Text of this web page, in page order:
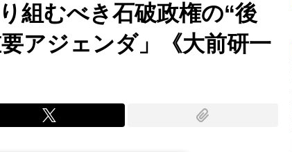
組むべき石破政権の“後
アジェンダ」《大前研一